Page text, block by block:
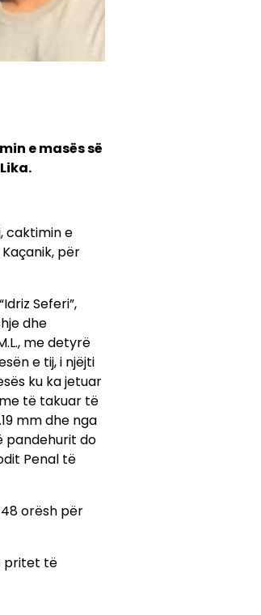
e masës së
caktimin e
Kaçanik, për
Seferi”,
dhe
me detyrë
e tij, i njëjti
ku ka jetuar
të takuar të
mm dhe nga
pandehurit do
Penal të
orësh për
pritet të